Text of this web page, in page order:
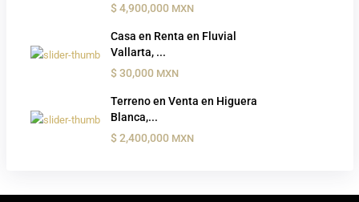
$ 4,900,000 MXN
Casa en Renta en Fluvial
Vallarta, ...
$ 30,000 MXN
Terreno en Venta en Higuera
Blanca,...
$ 2,400,000 MXN